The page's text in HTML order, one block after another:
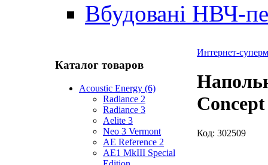
Вбудовані НВЧ-
Каталог товаров
Acoustic Energy (6)
Radiance 2
Radiance 3
Aelite 3
Neo 3 Vermont
AE Reference 2
AE1 MkIII Special
Интернет-
Код: 302509